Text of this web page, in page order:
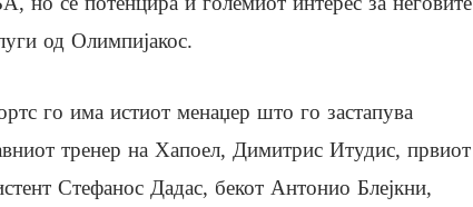
од Олимпијакос.
го има истиот менаџер што го застапува
тренер на Хапоел, Димитрис Итудис, првиот
Стефанос Дадас, бекот Антонио Блејкни,